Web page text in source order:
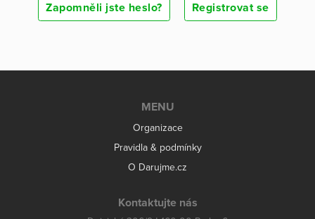
Zapomněli jste heslo? Registrovat se
MENU
Organizace
Pravidla & podmínky
O Darujme.cz
Kontaktujte nás